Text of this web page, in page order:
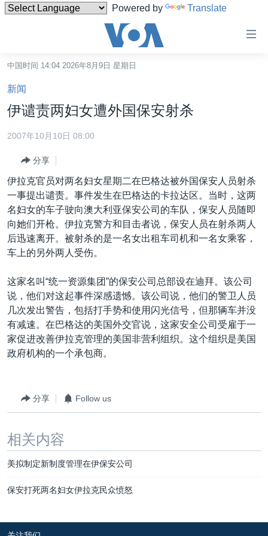
Powered by Translate
碍
链
接
转
航
转
到
中国
港澳
国际
最新国际新闻
印太
中东
非洲
美洲
全球议题
分类新闻
经济·金融·贸易
人权·法律·宗教
军事
劳工
环境
美中关系
热点专题
国会报道
美中关系
美国建国250周年
埃博拉疫情
重要讲话与声明
南中国海争端
关注西藏
关注新疆
VOA今日焦点
中文广播
关注我们
中国时间 14:04 2026年8月9日 星期日
新闻
伊谴责两妇女遭外国保安射杀
2007年10月10日 08:00
分享
伊拉克官员对两名妇女星期二在巴格达被外国保安人员射杀
一事提出谴责。事件发生在巴格达的卡拉达区。当时，这两
名妇女的车子驶向澳大利亚保安公司的车队，保安人员随即
向她们开枪。伊拉克警方和目击者说，保安人员在射杀两人
后迅速离开。被射杀的是一名女出租车司机和一名女乘客，
车上的另外两人受伤。
这家名叫“统一资源集团”的保安公司总部设在迪拜。该公司
说，他们对这起事件深感遗憾。该公司说，他们的警卫人员
几次发出警告，包括打手势和使用闪光信号，但那辆车并没
有减速。在巴格达的美国外交官说，这家安全公司受雇于一
家促进改善伊拉克管理的美国非营利组织。这个组织是美国
政府机构的一个承包商。
分享 Follow us
相关内容
美拟制定新制度管理在伊保安公司
保安打死两名妇女伊拉克民众愤怒